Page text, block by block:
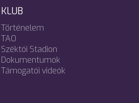
KLUB
Történelem
TAO
Széktói Stadion
Dokumentumok
Támogatói videók